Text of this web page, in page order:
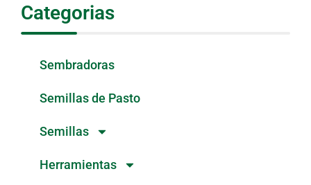
Categorias
Sembradoras
Semillas de Pasto
Semillas
Herramientas